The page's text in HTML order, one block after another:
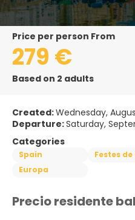
price per person From
279 €
Based on 2 adults
Created:Wednesday,
Departure:Saturday,
Categories
Spain
Festes
Europa
Precio residente